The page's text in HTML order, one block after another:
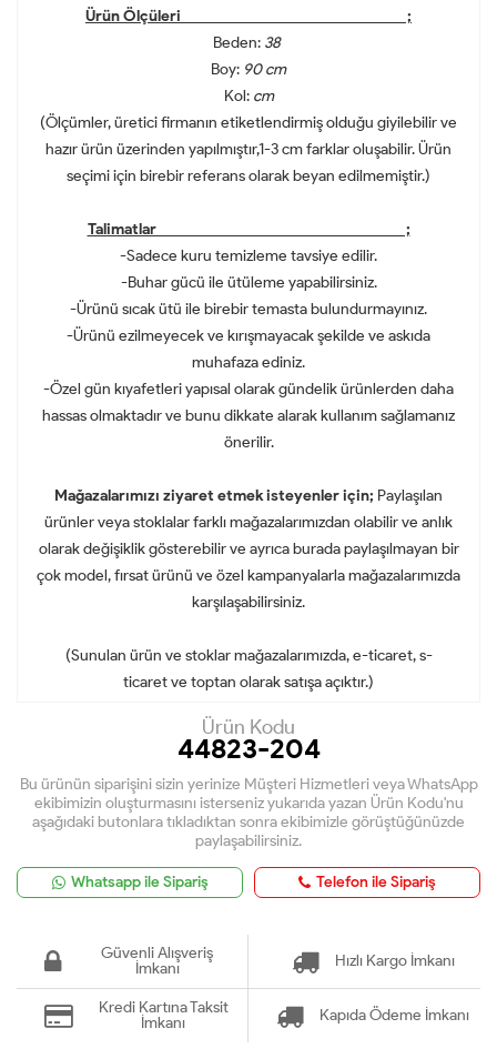
Ürün Ölçüleri ;
Beden: 38
Boy: 90 cm
Kol:cm
(Ölçümler, üretici firmanın etiketlendirmiş olduğu giyilebilir ve
hazır ürün üzerinden yapılmıştır,1-3 cm farklar oluşabilir. Ürün
seçimi için birebir referans olarak beyan edilmemiştir.)
Talimatlar ;
-Sadece kuru temizleme tavsiye edilir.
-Buhar gücü ile ütüleme yapabilirsiniz.
-Ürünü sıcak ütü ile birebir temasta bulundurmayınız.
-Ürünü ezilmeyecek ve kırışmayacak şekilde ve askıda
muhafaza ediniz.
-Özel gün kıyafetleri yapısal olarak gündelik ürünlerden daha
hassas olmaktadır ve bunu dikkate alarak kullanım sağlamanız
önerilir.
Mağazalarımızı ziyaret etmek isteyenler için; Paylaşılan
ürünler veya stoklalar farklı mağazalarımızdan olabilir ve anlık
olarak değişiklik gösterebilir ve ayrıca burada paylaşılmayan bir
çok model, fırsat ürünü ve özel kampanyalarla mağazalarımızda
karşılaşabilirsiniz.
(Sunulan ürün ve stoklar mağazalarımızda, e-ticaret, s-
ticaret ve toptan olarak satışa açıktır.)
Ürün Kodu
44823-204
Bu ürünün siparişini sizin yerinize Müşteri Hizmetleri veya WhatsApp
ekibimizin oluşturmasını isterseniz yukarıda yazan Ürün Kodu'nu
aşağıdaki butonlara tıkladıktan sonra ekibimizle görüştüğünüzde
paylaşabilirsiniz.
Whatsapp ile Sipariş Telefon ile Sipariş
Güvenli Alışveriş
İmkanı
Hızlı Kargo İmkanı
Kredi Kartına Taksit
İmkanı
Kapıda Ödeme İmkanı